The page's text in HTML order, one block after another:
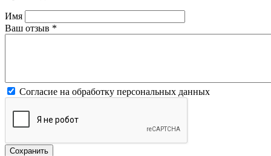
Имя
Ваш отзыв *
Согласие на обработку персональных данных